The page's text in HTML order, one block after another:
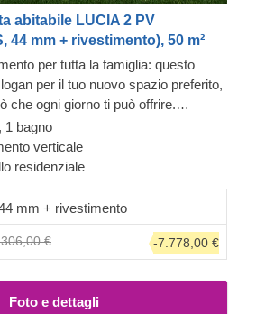
abitabile LUCIA 2 PV
44 mm + rivestimento), 50 m²
per tutta la famiglia: questo
per il tuo nuovo spazio preferito,
che ogni giorno ti può offrire.
per il suo design funzionale e al
l'attenzione di chiunque ne
è meravigliosamente
ospitare un letto king size, spazi
in cucina e molto altro
gli allestimenti: sogna ad occhi
LUCIA II!
in Cedral Click e legno temprato
in legno ha un rivestimento
da cemento, fibre di
Questo tipo di rivestimento è
eccezionale resistenza, stabilità,
e al fuoco, oltre che per il suo
L’esterno della casa è, inoltre,
in legno temprato per garantire le
1 bagno
verticale
residenziale
mm + rivestimento
€ -7.778,00 €
Foto e dettagli